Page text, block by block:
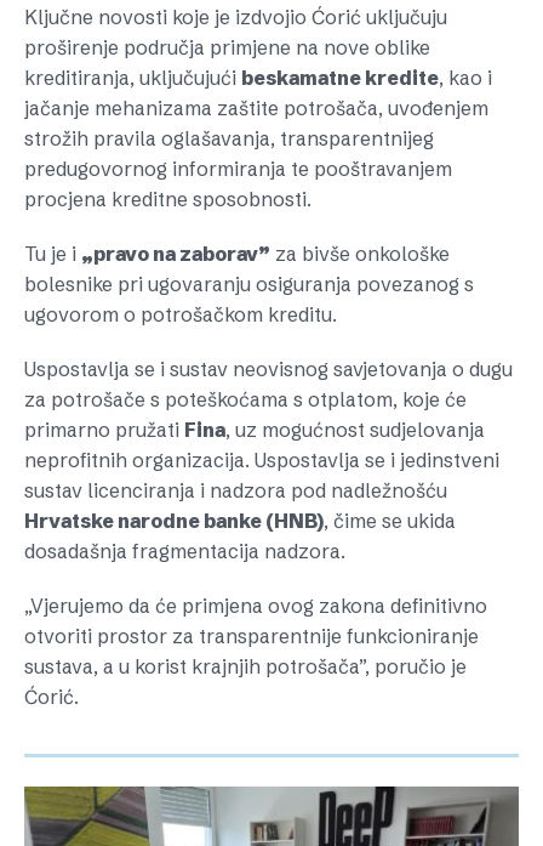
Ključne novosti koje je izdvojio Ćorić uključuju
proširenje područja primjene na nove oblike
kreditiranja, uključujući beskamatne kredite, kao i
jačanje mehanizama zaštite potrošača, uvođenjem
strožih pravila oglašavanja, transparentnijeg
predugovornog informiranja te pooštravanjem
procjena kreditne sposobnosti.
Tu je i „pravo na zaborav” za bivše onkološke
bolesnike pri ugovaranju osiguranja povezanog s
ugovorom o potrošačkom kreditu.
Uspostavlja se i sustav neovisnog savjetovanja o dugu
za potrošače s poteškoćama s otplatom, koje će
primarno pružati Fina, uz mogućnost sudjelovanja
neprofitnih organizacija. Uspostavlja se i jedinstveni
sustav licenciranja i nadzora pod nadležnošću
Hrvatske narodne banke (HNB), čime se ukida
dosadašnja fragmentacija nadzora.
„Vjerujemo da će primjena ovog zakona definitivno
otvoriti prostor za transparentnije funkcioniranje
sustava, a u korist krajnjih potrošača”, poručio je
Ćorić.